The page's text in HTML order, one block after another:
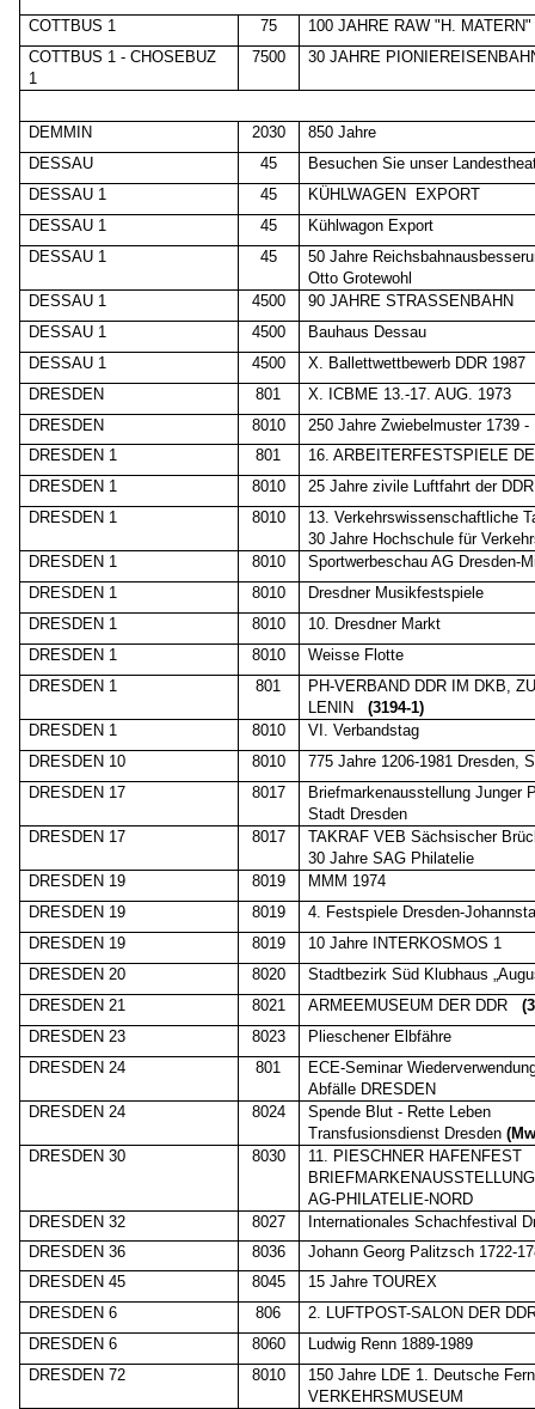
COTTBUS 1 75
100 JAHRE RAW "H. MATERN"
COTTBUS 1 - CHOSEBUZ
1
7500 30 JAHRE
DEMMIN 2030
850 Jahre
DESSAU
45
Besuchen Sie unser
DESSAU 1
45 KÜHLWAGEN
EXPORT
DESSAU 1
45
Kühlwagon Export
DESSAU 1
45
50 Jahre
Otto Grotewohl
DESSAU 1
4500
90 JAHRE STRASSENBAHN
DESSAU 1
4500
Bauhaus Dessau
DESSAU 1
4500
X. Ballettwettbewerb DDR 1987
DRESDEN
801
X. ICBME 13.-17. AUG. 1973
DRESDEN
8010
250 Jahre Zwiebelmuster 1739 -
DRESDEN 1
801
16. ARBEITERFESTSPIELE
DRESDEN 1
8010
25 Jahre zivile Luftfahrt der DDR
DRESDEN 1
8010
13. Verkehrswissenschaftliche
30 Jahre Hochschule für
DRESDEN 1
8010
Sportwerbeschau AG Dresden-
DRESDEN 1
8010
Dresdner Musikfestspiele
DRESDEN 1
8010
10. Dresdner Markt
DRESDEN 1
8010
Weisse Flotte
DRESDEN 1
801
PH-VERBAND DDR IM DKB,
LENIN
(3194-1)
DRESDEN 1
8010
VI. Verbandstag
DRESDEN 10
8010
775 Jahre 1206-1981 Dresden,
DRESDEN 17
8017
Briefmarkenausstellung Junger
Stadt Dresden
DRESDEN 17
8017
TAKRAF VEB Sächsischer
30 Jahre SAG Philatelie
DRESDEN 19
8019
MMM 1974
DRESDEN 19
8019
4. Festspiele Dresden-
DRESDEN 19
8019
10 Jahre INTERKOSMOS 1
DRESDEN 20
8020
Stadtbezirk Süd Klubhaus
DRESDEN 21
8021 ARMEEMUSEUM DER DDR
DRESDEN 23
8023
Plieschener Elbfähre
DRESDEN 24
801
ECE-Seminar
Abfälle DRESDEN
DRESDEN 24
8024
Spende Blut - Rette Leben
Transfusionsdienst Dresden
DRESDEN 30
8030
11. PIESCHNER HAFENFEST
BRIEFMARKENAUSSTELLUNG
AG-PHILATELIE-NORD
DRESDEN 32
8027
Internationales Schachfestival
DRESDEN 36
8036
Johann Georg Palitzsch 1722-
DRESDEN 45
8045
15 Jahre TOUREX
DRESDEN 6
806
2. LUFTPOST-SALON DER
DRESDEN 6
8060
Ludwig Renn 1889-1989
DRESDEN 72
8010
150 Jahre LDE 1. Deutsche
VERKEHRSMUSEUM